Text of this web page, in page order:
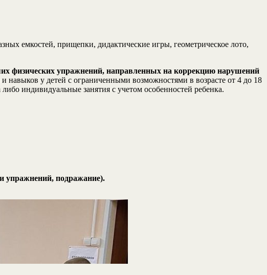
емкостей, прищепки, дидактические игры, геометрическое лото,
физических упражнений, направленных на коррекцию нарушений
у детей с ограниченными возможностями в возрасте от 4 до 18
индивидуальные занятия с учетом особенностей ребенка.
упражнений, подражание).